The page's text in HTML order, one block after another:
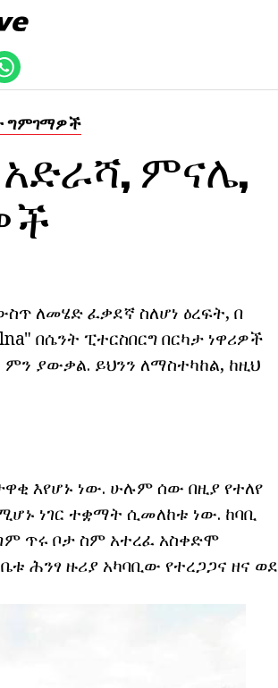
ግምገማዎች
አድራሻ, ምናሌ,
ለመሄድ ፈቃደኛ ስለሆነ ዕረፍት, በ
በሴንት ፒተርስበርግ በርካታ ነዋሪዎች
ያውቃል. ይህንን ለማስተካከል, ከዚህ
እየሆኑ ነው. ሁሉም ሰው በዚያ የተለየ
ነገር ተቋማት ሲመለከቱ ነው. ከባቢ
ጥሩ ቦታ ስም አተረፈ አስቀድሞ
ሕንፃ ዙሪያ አካባቢው የተረጋጋና ዘና ወደ